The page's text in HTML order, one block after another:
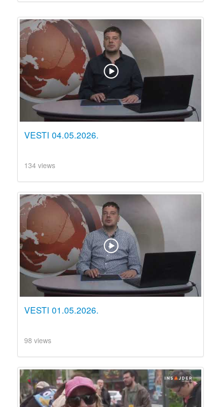
VESTI 04.05.2026.
134 views
VESTI 01.05.2026.
98 views